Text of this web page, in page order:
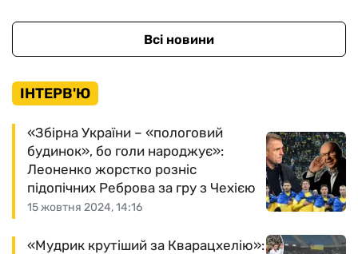
Всі новини
ІНТЕРВ'Ю
15 жовтня 2024, 14:16
«Збірна України – «пологовий
будинок», бо голи народжує»:
Леоненко жорстко розніс
підопічних Реброва за гру з Чехією
«Мудрик крутіший за Кварацхелію»: